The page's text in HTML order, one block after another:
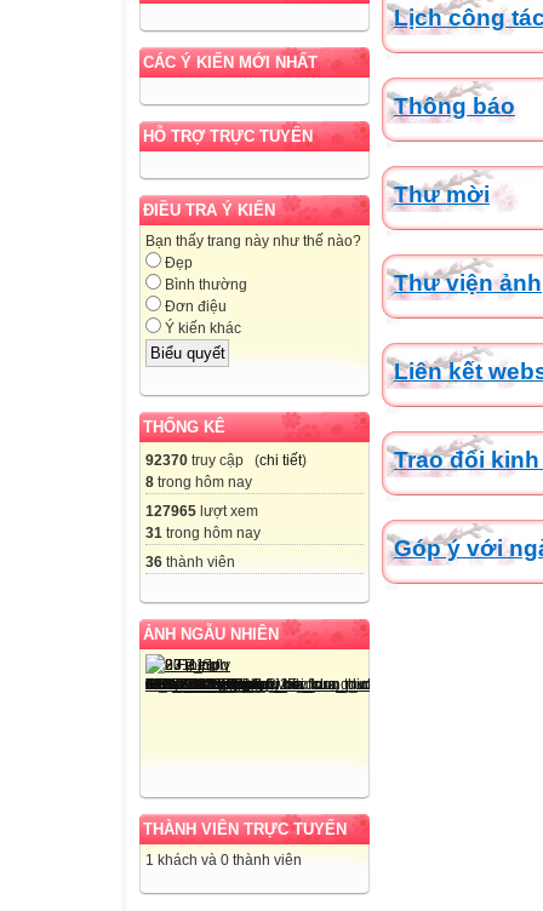
CÁC Ý KIẾN MỚI NHẤT
HỖ TRỢ TRỰC TUYẾN
ĐIỀU TRA Ý KIẾN
Bạn thấy trang này như thế nào?
Đẹp
Bình thường
Đơn điệu
Ý kiến khác
THỐNG KÊ
92370 truy cập (chi tiết)
8 trong hôm nay
127965 lượt xem
31 trong hôm nay
36 thành viên
ẢNH NGẪU NHIÊN
THÀNH VIÊN TRỰC TUYẾN
1 khách và 0 thành viên
Lịch công
Thông báo
Thư mời
Thư viện ảnh
Liên kết
Trao đổi
Góp ý với